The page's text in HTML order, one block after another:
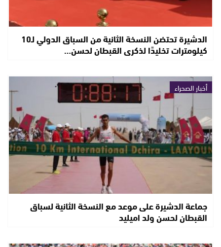
الدشيرة تحتضن النسخة الثانية من السباق الدولي لـ10
كيلومترات تخليدًا لذكرى القبطان لحسن…
أخبار الصحراء
جماعة الدشيرة على موعد مع النسخة الثانية لسباق
القبطان لحسن ولد اميليد